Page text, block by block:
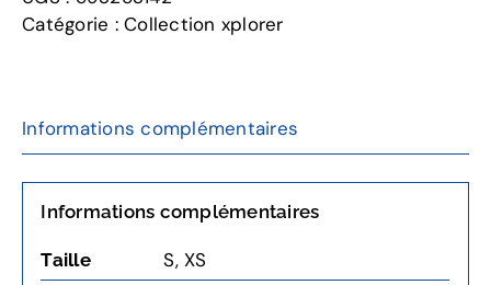
ML
XPLORER,
ÉCORCE
Catégorie :Collection xplorer
Informations complémentaires
Informations complémentaires
Taille S,XS